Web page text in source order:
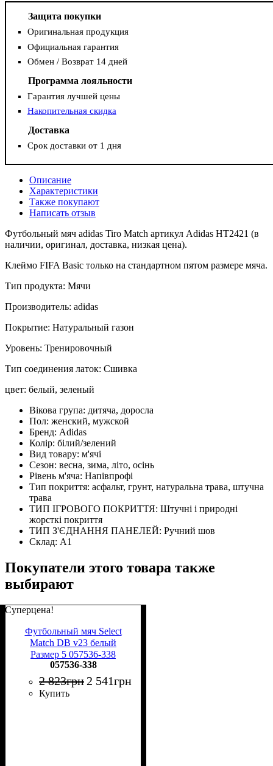
Защита покупки
Оригинальная продукция
Официальная гарантия
Обмен / Возврат 14 дней
Программа лояльности
Гарантия лучшей цены
Накопительная скидка
Доставка
Срок доставки от 1 дня
Описание
Характеристики
Также покупают
Написать отзыв
Футбольный мяч adidas Tiro Match артикул Adidas HT2421 (в
наличии, оригинал, доставка, низкая цена).
Клеймо FIFA Basic только на стандартном пятом размере мяча.
Тип продукта: Мячи
Производитель: adidas
Покрытие: Натуральный газон
Уровень: Тренировочный
Тип соединения латок: Сшивка
цвет: белый, зеленый
Вікова група: дитяча, доросла
Пол: женский, мужской
Бренд: Adidas
Колір: білий/зелений
Вид товару: м'ячі
Сезон: весна, зима, літо, осінь
Рівень м'яча: Напівпрофі
Тип покриття: асфальт, грунт, натуральна трава, штучна
трава
ТИП ІГРОВОГО ПОКРИТТЯ: Штучні і природні
жорсткі покриття
ТИП З'ЄДНАННЯ ПАНЕЛЕЙ: Ручний шов
Склад: А1
Покупатели этого товара также
выбирают
Суперцена!
Футбольный мяч Select
Match DB v23 белый
Размер 5 057536-338
057536-338
2 823грн 2 541грн
Купить